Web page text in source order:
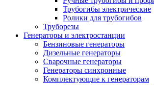
Трубогибы электрические
Ролики для трубогибов
Труборезы
Генераторы и электростанции
Бензиновые генераторы
Дизельные генераторы
Сварочные генераторы
Генераторы синхронные
Комплектующие к генераторам